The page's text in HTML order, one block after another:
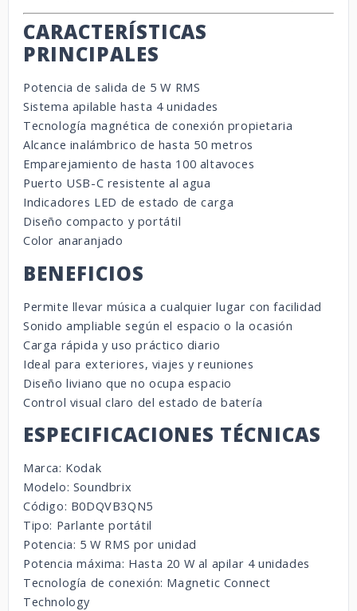
CARACTERÍSTICAS
PRINCIPALES
Potencia de salida de 5 W RMS
Sistema apilable hasta 4 unidades
Tecnología magnética de conexión propietaria
Alcance inalámbrico de hasta 50 metros
Emparejamiento de hasta 100 altavoces
Puerto USB-C resistente al agua
Indicadores LED de estado de carga
Diseño compacto y portátil
Color anaranjado
BENEFICIOS
Permite llevar música a cualquier lugar con facilidad
Sonido ampliable según el espacio o la ocasión
Carga rápida y uso práctico diario
Ideal para exteriores, viajes y reuniones
Diseño liviano que no ocupa espacio
Control visual claro del estado de batería
ESPECIFICACIONES TÉCNICAS
Marca: Kodak
Modelo: Soundbrix
Código: B0DQVB3QN5
Tipo: Parlante portátil
Potencia: 5 W RMS por unidad
Potencia máxima: Hasta 20 W al apilar 4 unidades
Tecnología de conexión: Magnetic Connect
Technology